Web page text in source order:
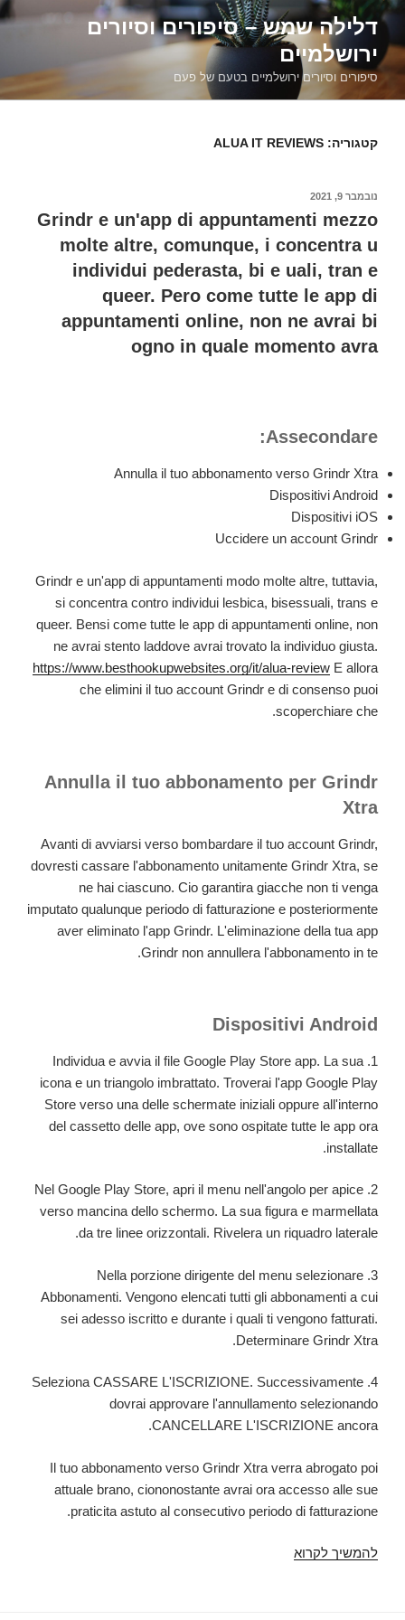
דילוג
לתוכןדלילה שמש – סיפורים וסיורים
ירושלמיים
סיפורים וסיורים ירושלמיים בטעם של פעם
קטגוריה: ALUA IT REVIEWS
פורסם
נובמבר 9, 2021
Grindr e un'app di appuntamenti mezzo
molte altre, comunque, i concentra u
individui pederasta, bi e uali, tran e
queer. Pero come tutte le app di
appuntamenti online, non ne avrai bi
ogno in quale momento avra
Assecondare:
Annulla il tuo abbonamento verso Grindr Xtra
Dispositivi Android
Dispositivi iOS
Uccidere un account Grindr
Grindr e un'app di appuntamenti modo molte altre, tuttavia,
si concentra contro individui lesbica, bisessuali, trans e
queer. Bensi come tutte le app di appuntamenti online, non
ne avrai stento laddove avrai trovato la individuo giusta.
https://www.besthookupwebsites.org/it/alua-review E allora
che elimini il tuo account Grindr e di consenso puoi
scoperchiare che.
Annulla il tuo abbonamento per Grindr
Xtra
Avanti di avviarsi verso bombardare il tuo account Grindr,
dovresti cassare l'abbonamento unitamente Grindr Xtra, se
ne hai ciascuno. Cio garantira giacche non ti venga
imputato qualunque periodo di fatturazione e posteriormente
aver eliminato l'app Grindr. L'eliminazione della tua app
Grindr non annullera l'abbonamento in te.
Dispositivi Android
1. Individua e avvia il file Google Play Store app. La sua
icona e un triangolo imbrattato. Troverai l'app Google Play
Store verso una delle schermate iniziali oppure all'interno
del cassetto delle app, ove sono ospitate tutte le app ora
installate.
2. Nel Google Play Store, apri il menu nell'angolo per apice
verso mancina dello schermo. La sua figura e marmellata
da tre linee orizzontali. Rivelera un riquadro laterale.
3. Nella porzione dirigente del menu selezionare
Abbonamenti. Vengono elencati tutti gli abbonamenti a cui
sei adesso iscritto e durante i quali ti vengono fatturati.
Determinare Grindr Xtra.
4. Seleziona CASSARE L'ISCRIZIONE. Successivamente
dovrai approvare l'annullamento selezionando
CANCELLARE L'ISCRIZIONE ancora.
Il tuo abbonamento verso Grindr Xtra verra abrogato poi
attuale brano, ciononostante avrai ora accesso alle sue
praticita astuto al consecutivo periodo di fatturazione.
להמשיך לקרוא